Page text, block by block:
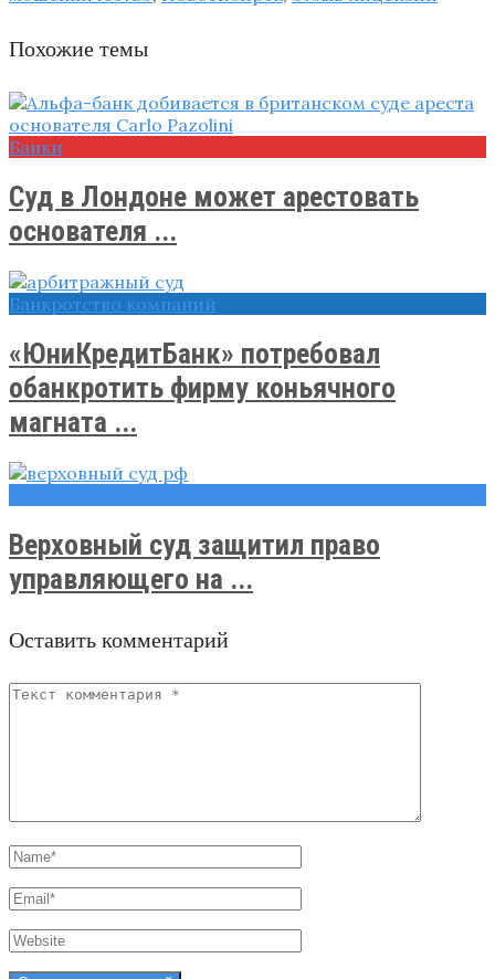
Похожие темы
Банки
Суд в Лондоне может арестовать
основателя ...
Банкротство компаний
«ЮниКредитБанк» потребовал
обанкротить фирму коньячного
магната ...
Верховный суд защитил право
управляющего на ...
Оставить комментарий